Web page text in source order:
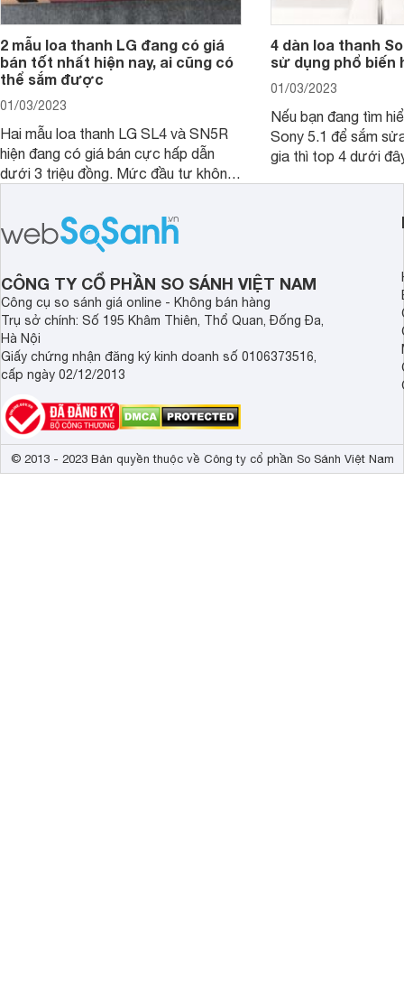
2 mẫu loa thanh LG đang có giá
bán tốt nhất hiện nay, ai cũng có
thể sắm được
01/03/2023
Hai mẫu loa thanh LG SL4 và SN5R
hiện đang có giá bán cực hấp dẫn
dưới 3 triệu đồng. Mức đầu tư không
được lại vô cùng lớn, bởi đây từng là
2 mẫu rất hot tại thời điểm mới ra
4 dàn loa thanh
sử dụng phổ biến
01/03/2023
Nếu bạn đang tìm
Sony 5.1 để sắm
gia thì top 4 dưới
CÔNG TY CỔ PHẦN SO SÁNH VIỆT NAM
Công cụ so sánh giá online - Không bán hàng
Trụ sở chính: Số 195 Khâm Thiên, Thổ Quan, Đống Đa,
Hà Nội
Giấy chứng nhận đăng ký kinh doanh số 0106373516,
cấp ngày 02/12/2013
© 2013 - 2023 Bản quyền thuộc về Công ty cổ phần So Sánh Việt Nam